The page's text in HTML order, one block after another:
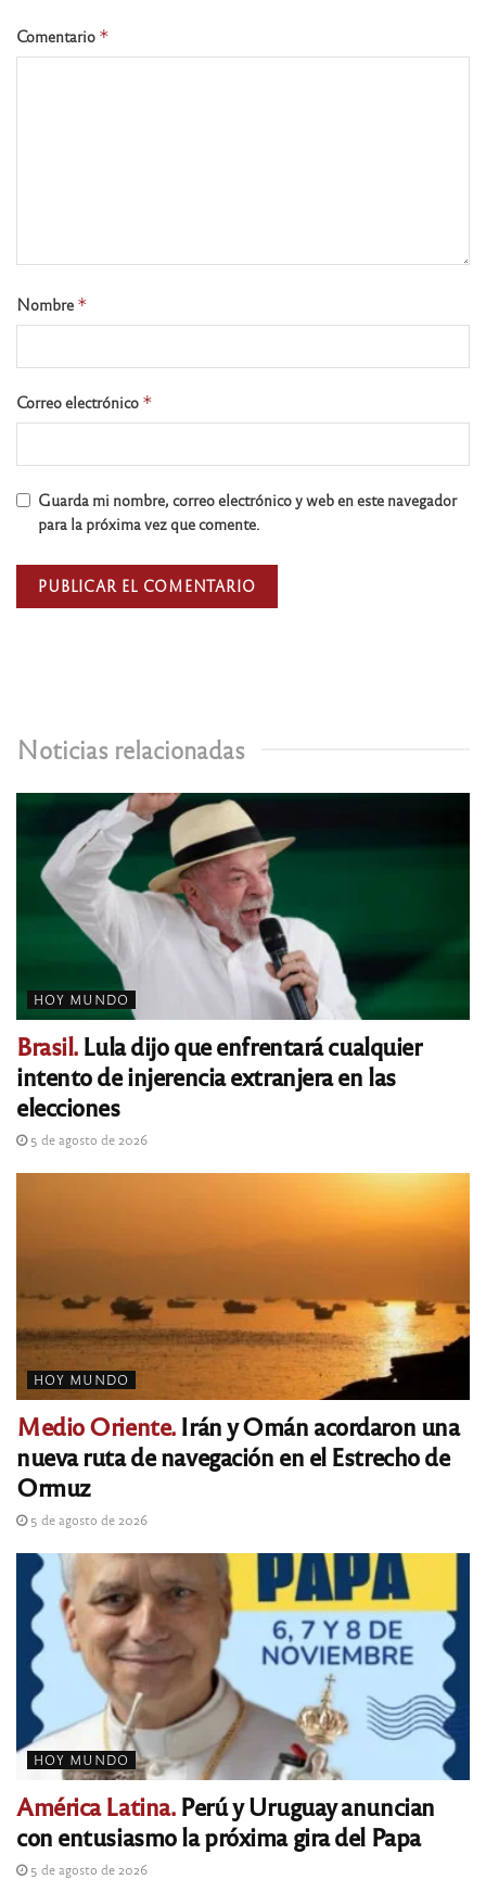
Noticias relacionadas
HOY MUNDO
Brasil.Lula dijo que enfrentará cualquier
intento de injerencia extranjera en las
elecciones
5 de agosto de 2026
HOY MUNDO
Medio Oriente.Irán y Omán acordaron una
nueva ruta de navegación en el Estrecho de
Ormuz
5 de agosto de 2026
HOY MUNDO
América Latina.Perú y Uruguay anuncian
con entusiasmo la próxima gira del Papa
5 de agosto de 2026
Comentario *
Nombre *
Correo electrónico *
Guarda mi nombre, correo electrónico y web en este navegador
para la próxima vez que comente.